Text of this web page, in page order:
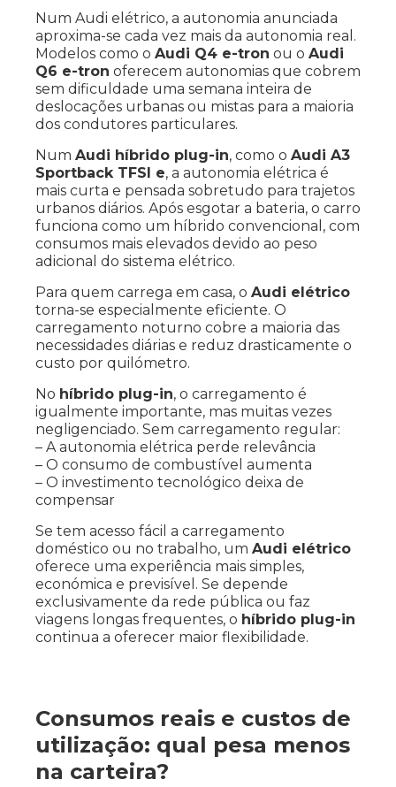
Num Audi elétrico, a autonomia anunciada
aproxima-se cada vez mais da autonomia real.
Modelos como o Audi Q4 e-tron ou o Audi
Q6 e-tron oferecem autonomias que cobrem
sem dificuldade uma semana inteira de
deslocações urbanas ou mistas para a maioria
dos condutores particulares.
Num Audi híbrido plug-in, como o Audi A3
Sportback TFSI e, a autonomia elétrica é
mais curta e pensada sobretudo para trajetos
urbanos diários. Após esgotar a bateria, o carro
funciona como um híbrido convencional, com
consumos mais elevados devido ao peso
adicional do sistema elétrico.
Para quem carrega em casa, o Audi elétrico
torna-se especialmente eficiente. O
carregamento noturno cobre a maioria das
necessidades diárias e reduz drasticamente o
custo por quilómetro.
No híbrido plug-in, o carregamento é
igualmente importante, mas muitas vezes
negligenciado. Sem carregamento regular:
– A autonomia elétrica perde relevância
– O consumo de combustível aumenta
– O investimento tecnológico deixa de
compensar
Se tem acesso fácil a carregamento
doméstico ou no trabalho, um Audi elétrico
oferece uma experiência mais simples,
económica e previsível. Se depende
exclusivamente da rede pública ou faz
viagens longas frequentes, o híbrido plug-in
continua a oferecer maior flexibilidade.
Consumos reais e custos de
utilização: qual pesa menos
na carteira?